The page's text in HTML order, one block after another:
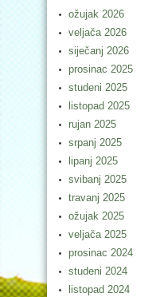
ožujak 2026
veljača 2026
siječanj 2026
prosinac 2025
studeni 2025
listopad 2025
rujan 2025
srpanj 2025
lipanj 2025
svibanj 2025
travanj 2025
ožujak 2025
veljača 2025
prosinac 2024
studeni 2024
listopad 2024